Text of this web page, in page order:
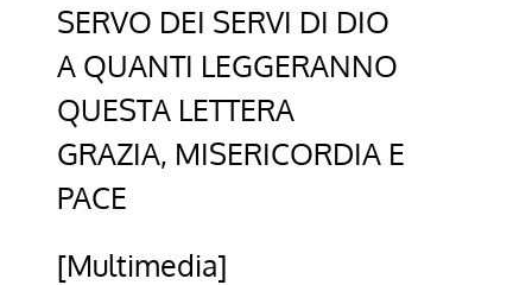
SERVO DEI SERVI DI DIO
A QUANTI LEGGERANNO
QUESTA LETTERA
GRAZIA, MISERICORDIA E
PACE
[Multimedia]